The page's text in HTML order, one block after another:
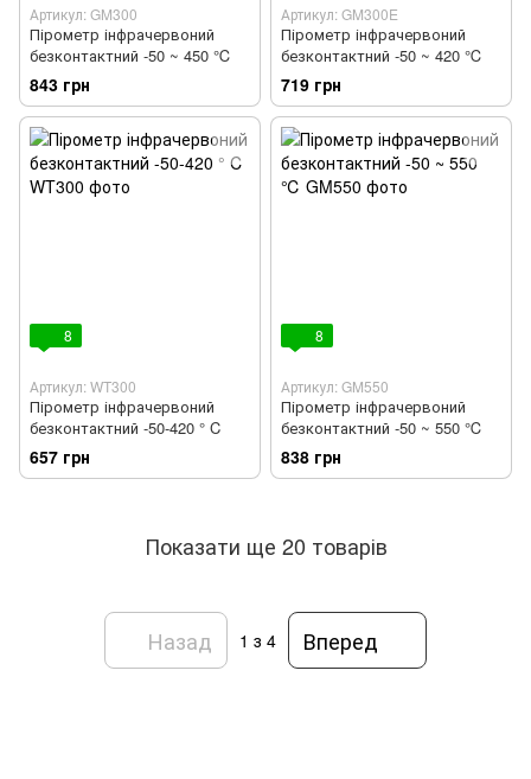
Артикул: GM300
Пірометр інфрачервоний
безконтактний -50 ~ 450 ℃
843 грн
Артикул: GM300E
Пірометр інфрачервоний
безконтактний -50 ~ 420 ℃
719 грн
8
Артикул: WT300
Пірометр інфрачервоний
безконтактний -50-420 ° C
657 грн
8
Артикул: GM550
Пірометр інфрачервоний
безконтактний -50 ~ 550 ℃
838 грн
Показати ще 20 товарів
Назад 1 з 4 Вперед